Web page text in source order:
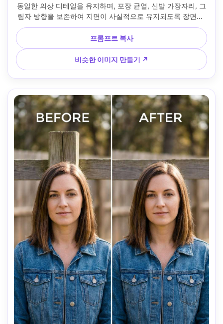
동일한 의상 디테일을 유지하며, 포장 균열, 신발 가장자리, 그
림자 방향을 보존하여 지면이 사실적으로 유지되도록 장면을
조여주세요 --ar 4:5
프롬프트 복사
비슷한 이미지 만들기 ↗